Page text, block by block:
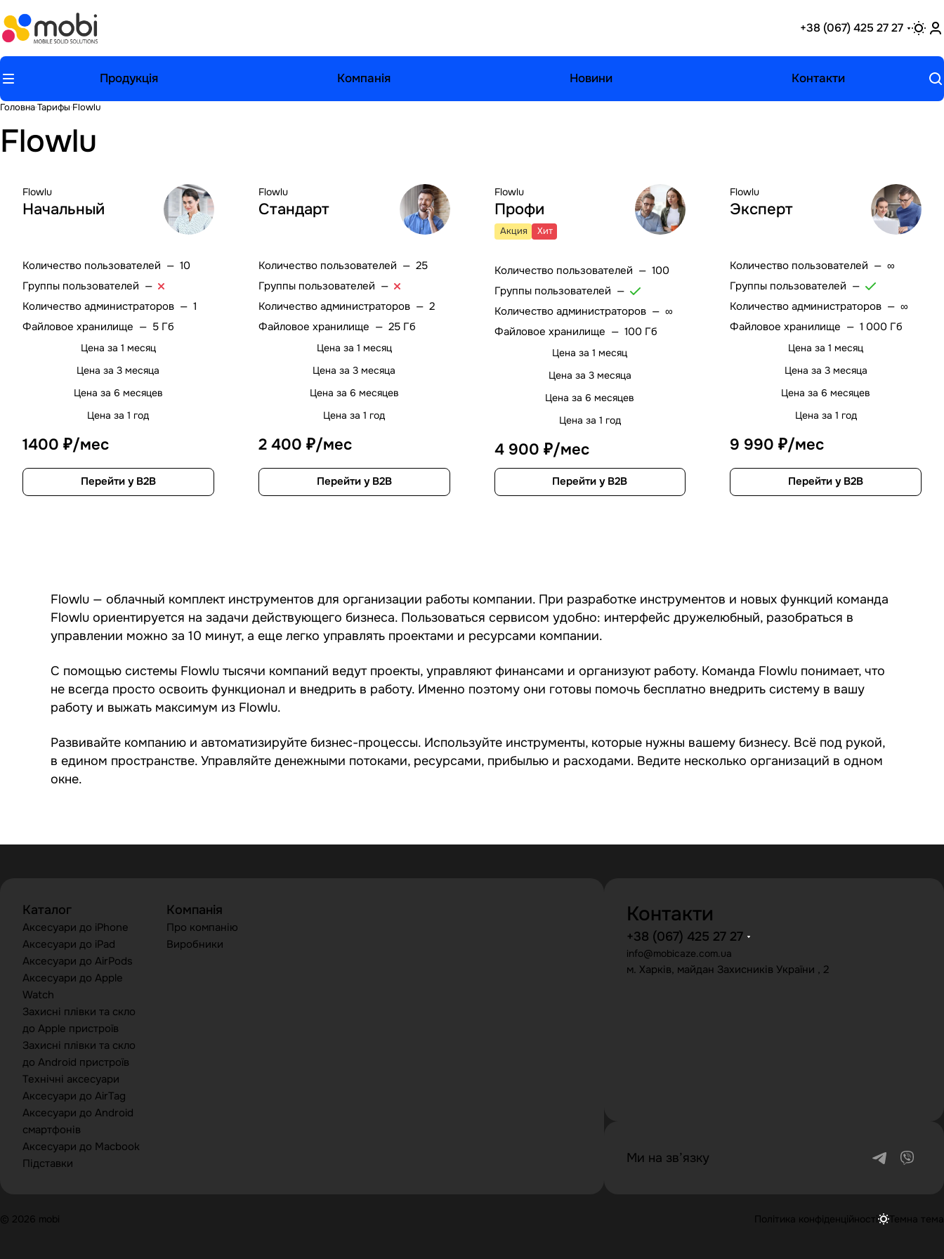
+38 (067) 425 27 27
Продукція Компанія Новини Контакти
ГоловнаТарифы Flowlu
Flowlu
Flowlu
Начальный
Количество пользователей — 10
Группы пользователей —
Количество администраторов — 1
Файловое хранилище — 5 Гб
Цена за 1 месяц
Цена за 3 месяца
Цена за 6 месяцев
Цена за 1 год
1400 ₽/мес
Перейти у B2B
Flowlu
Стандарт
Количество пользователей — 25
Группы пользователей —
Количество администраторов— 2
Файловое хранилище — 25 Гб
Цена за 1 месяц
Цена за 3 месяца
Цена за 6 месяцев
Цена за 1 год
2 400 ₽/мес
Перейти у B2B
Flowlu
Профи
Акция Хит
Количество пользователей — 100
Группы пользователей —
Количество администраторов— ∞
Файловое хранилище — 100 Гб
Цена за 1 месяц
Цена за 3 месяца
Цена за 6 месяцев
Цена за 1 год
4 900 ₽/мес
Перейти у B2B
Flowlu
Эксперт
Количество пользователей —∞
Группы пользователей —
Количество администраторов —∞
Файловое хранилище —1 000 Гб
Цена за 1 месяц
Цена за 3 месяца
Цена за 6 месяцев
Цена за 1 год
9 990 ₽/мес
Перейти у B2B
Flowlu — облачный комплект инструментов для организации работы компании. При разработке инструментов и новых функций команда
Flowlu ориентируется на задачи действующего бизнеса. Пользоваться сервисом удобно: интерфейс дружелюбный, разобраться в
управлении можно за 10 минут, а еще легко управлять проектами и ресурсами компании.
С помощью системы Flowlu тысячи компаний ведут проекты, управляют финансами и организуют работу. Команда Flowlu понимает, что
не всегда просто освоить функционал и внедрить в работу. Именно поэтому они готовы помочь бесплатно внедрить систему в вашу
работу и выжать максимум из Flowlu.
Развивайте компанию и автоматизируйте бизнес-процессы. Используйте инструменты, которые нужны вашему бизнесу. Всё под рукой,
в едином пространстве. Управляйте денежными потоками, ресурсами, прибылью и расходами. Ведите несколько организаций в одном
окне.
Каталог
Аксесуари до iPhone
Аксесуари до iPad
Аксесуари до AirPods
Аксесуари до Apple
Watch
Захисні плівки та скло
до Apple пристроїв
Захисні плівки та скло
до Android пристроїв
Технічні аксесуари
Аксесуари до AirTag
Аксесуари до Android
смартфонів
Аксесуари до Macbook
Підставки
Компанія
Про компанію
Виробники
Контакти
+38 (067) 425 27 27
info@mobicaze.com.ua
м. Харків, майдан Захисників України , 2
Ми на зв’язку
© 2026 mobi Політика конфіденційності Темна тема